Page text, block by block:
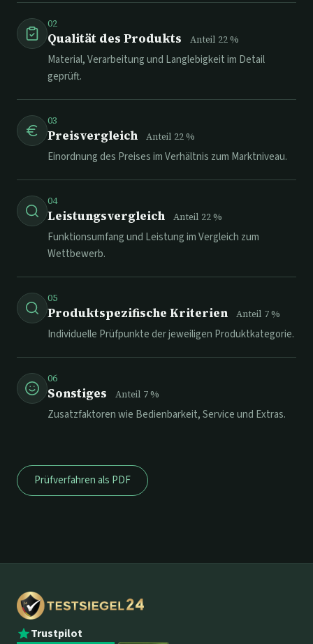
02
Qualität des Produkts Anteil 22%
Material, Verarbeitung und Langlebigkeit im Detail
geprüft.
03
Preisvergleich Anteil 22%
Einordnung des Preises im Verhältnis zum Marktniveau.
04
Leistungsvergleich Anteil 22%
Funktionsumfang und Leistung im Vergleich zum
Wettbewerb.
05
Produktspezifische Kriterien Anteil 7%
Individuelle Prüfpunkte der jeweiligen Produktkategorie.
06
Sonstiges Anteil 7%
Zusatzfaktoren wie Bedienbarkeit, Service und Extras.
Prüfverfahren als PDF
Trustpilot